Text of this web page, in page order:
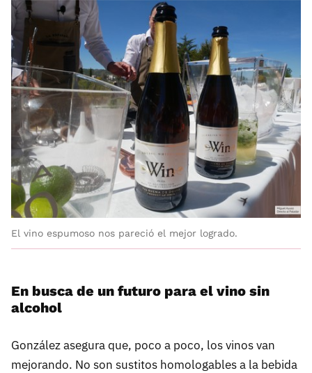
El vino espumoso nos pareció el mejor logrado.
En busca de un futuro para el vino sin
alcohol
González asegura que, poco a poco, los vinos van
mejorando. No son sustitos homologables a la bebida